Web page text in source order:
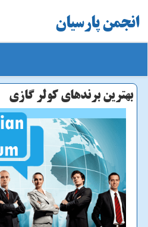
انجمن پارسیان
بهترین برندهای كولر گازی